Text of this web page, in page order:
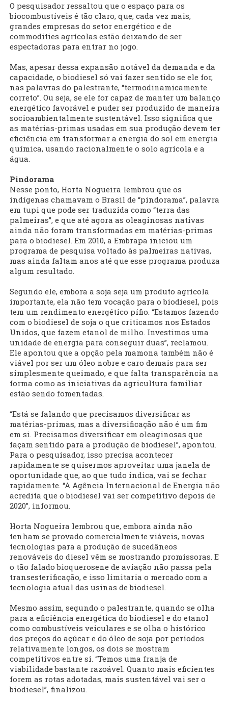
O pesquisador ressaltou que o espaço para os
biocombustíveis é tão claro, que, cada vez mais,
grandes empresas do setor energético e de
commodities agrícolas estão deixando de ser
espectadoras para entrar no jogo.
Mas, apesar dessa expansão notável da demanda e da
capacidade, o biodiesel só vai fazer sentido se ele for,
nas palavras do palestrante, “termodinamicamente
correto”. Ou seja, se ele for capaz de manter um balanço
energético favorável e puder ser produzido de maneira
socioambientalmente sustentável. Isso significa que
as matérias-primas usadas em sua produção devem ter
eficiência em transformar a energia do sol em energia
química, usando racionalmente o solo agrícola e a
água.
Pindorama
Nesse ponto, Horta Nogueira lembrou que os
indígenas chamavam o Brasil de “pindorama”, palavra
em tupi que pode ser traduzida como “terra das
palmeiras”, e que até agora as oleaginosas nativas
ainda não foram transformadas em matérias-primas
para o biodiesel. Em 2010, a Embrapa iniciou um
programa de pesquisa voltado às palmeiras nativas,
mas ainda faltam anos até que esse programa produza
algum resultado.
Segundo ele, embora a soja seja um produto agrícola
importante, ela não tem vocação para o biodiesel, pois
tem um rendimento energético pífio. “Estamos fazendo
com o biodiesel de soja o que criticamos nos Estados
Unidos, que fazem etanol de milho. Investimos uma
unidade de energia para conseguir duas”, reclamou.
Ele apontou que a opção pela mamona também não é
viável por ser um óleo nobre e caro demais para ser
simplesmente queimado, e que falta transparência na
forma como as iniciativas da agricultura familiar
estão sendo fomentadas.
“Está se falando que precisamos diversificar as
matérias-primas, mas a diversificação não é um fim
em si. Precisamos diversificar em oleaginosas que
façam sentido para a produção de biodiesel”, apontou.
Para o pesquisador, isso precisa acontecer
rapidamente se quisermos aproveitar uma janela de
oportunidade que, ao que tudo indica, vai se fechar
rapidamente. “A Agência Internacional de Energia não
acredita que o biodiesel vai ser competitivo depois de
2020”, informou.
Horta Nogueira lembrou que, embora ainda não
tenham se provado comercialmente viáveis, novas
tecnologias para a produção de sucedâneos
renováveis do diesel vêm se mostrando promissoras. E
o tão falado bioquerosene de aviação não passa pela
transesterificação, e isso limitaria o mercado com a
tecnologia atual das usinas de biodiesel.
Mesmo assim, segundo o palestrante, quando se olha
para a eficiência energética do biodiesel e do etanol
como combustíveis veiculares e se olha o histórico
dos preços do açúcar e do óleo de soja por períodos
relativamente longos, os dois se mostram
competitivos entre si. “Temos uma franja de
viabilidade bastante razoável. Quanto mais eficientes
forem as rotas adotadas, mais sustentável vai ser o
biodiesel”, finalizou.